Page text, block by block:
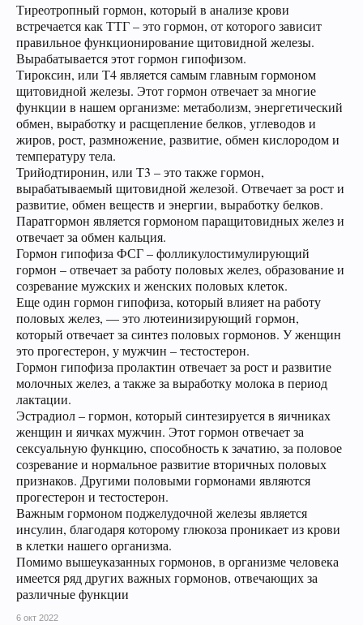
Тиреотропный гормон, который в анализе крови
встречается как ТТГ – это гормон, от которого зависит
правильное функционирование щитовидной железы.
Вырабатывается этот гормон гипофизом.
Тироксин, или Т4 является самым главным гормоном
щитовидной железы. Этот гормон отвечает за многие
функции в нашем организме: метаболизм, энергетический
обмен, выработку и расщепление белков, углеводов и
жиров, рост, размножение, развитие, обмен кислородом и
температуру тела.
Трийодтиронин, или Т3 – это также гормон,
вырабатываемый щитовидной железой. Отвечает за рост и
развитие, обмен веществ и энергии, выработку белков.
Паратгормон является гормоном паращитовидных желез и
отвечает за обмен кальция.
Гормон гипофиза ФСГ – фолликулостимулирующий
гормон – отвечает за работу половых желез, образование и
созревание мужских и женских половых клеток.
Еще один гормон гипофиза, который влияет на работу
половых желез, — это лютеинизирующий гормон,
который отвечает за синтез половых гормонов. У женщин
это прогестерон, у мужчин – тестостерон.
Гормон гипофиза пролактин отвечает за рост и развитие
молочных желез, а также за выработку молока в период
лактации.
Эстрадиол – гормон, который синтезируется в яичниках
женщин и яичках мужчин. Этот гормон отвечает за
сексуальную функцию, способность к зачатию, за половое
созревание и нормальное развитие вторичных половых
признаков. Другими половыми гормонами являются
прогестерон и тестостерон.
Важным гормоном поджелудочной железы является
инсулин, благодаря которому глюкоза проникает из крови
в клетки нашего организма.
Помимо вышеуказанных гормонов, в организме человека
имеется ряд других важных гормонов, отвечающих за
различные функции
6 окт 2022